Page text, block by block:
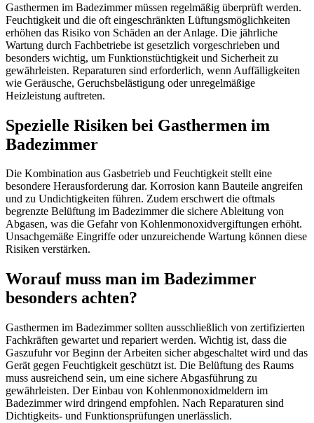
Gasthermen im Badezimmer müssen regelmäßig überprüft werden.
Feuchtigkeit und die oft eingeschränkten Lüftungsmöglichkeiten
erhöhen das Risiko von Schäden an der Anlage. Die jährliche
Wartung durch Fachbetriebe ist gesetzlich vorgeschrieben und
besonders wichtig, um Funktionstüchtigkeit und Sicherheit zu
gewährleisten. Reparaturen sind erforderlich, wenn Auffälligkeiten
wie Geräusche, Geruchsbelästigung oder unregelmäßige
Heizleistung auftreten.
Spezielle Risiken bei Gasthermen im
Badezimmer
Die Kombination aus Gasbetrieb und Feuchtigkeit stellt eine
besondere Herausforderung dar. Korrosion kann Bauteile angreifen
und zu Undichtigkeiten führen. Zudem erschwert die oftmals
begrenzte Belüftung im Badezimmer die sichere Ableitung von
Abgasen, was die Gefahr von Kohlenmonoxidvergiftungen erhöht.
Unsachgemäße Eingriffe oder unzureichende Wartung können diese
Risiken verstärken.
Worauf muss man im Badezimmer
besonders achten?
Gasthermen im Badezimmer sollten ausschließlich von zertifizierten
Fachkräften gewartet und repariert werden. Wichtig ist, dass die
Gaszufuhr vor Beginn der Arbeiten sicher abgeschaltet wird und das
Gerät gegen Feuchtigkeit geschützt ist. Die Belüftung des Raums
muss ausreichend sein, um eine sichere Abgasführung zu
gewährleisten. Der Einbau von Kohlenmonoxidmeldern im
Badezimmer wird dringend empfohlen. Nach Reparaturen sind
Dichtigkeits- und Funktionsprüfungen unerlässlich.